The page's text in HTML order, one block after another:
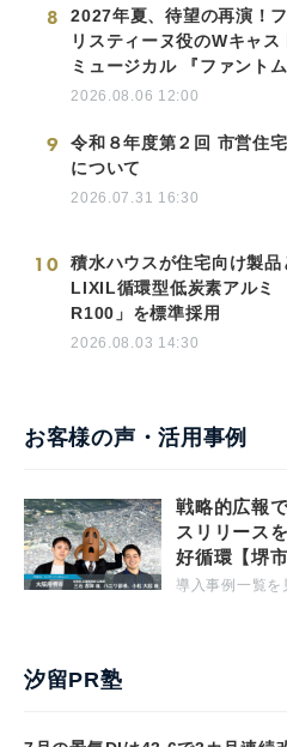
8
2027年夏、待望の再演！
リスティーヌ役のWキャス
ミュージカル 『ファントム
2026.08.06 12:00
9
令和８年度第２回 市営住
について
2026.07.31 16:30
10
積水ハウスが住宅向け製品
LIXIL循環型低炭素アルミ
R100」を標準採用
2026.08.03 14:30
お客様の声・活用事例
戦略的広報
スリリース
好循環【堺市
導入事例一覧を
汐留PR塾